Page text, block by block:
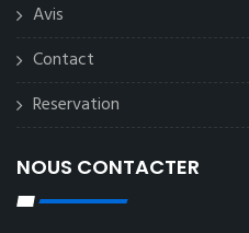
Avis
Contact
Reservation
NOUS CONTACTER